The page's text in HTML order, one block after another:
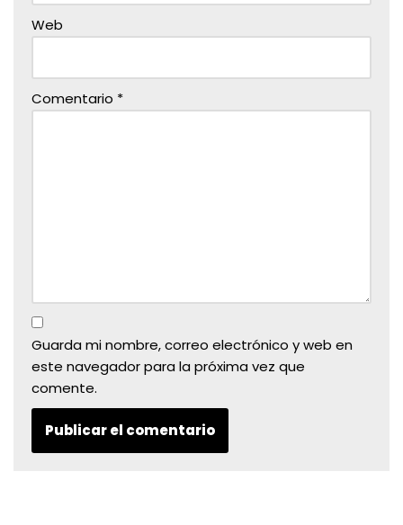
Web
Comentario *
Guarda mi nombre, correo electrónico y web en
este navegador para la próxima vez que
comente.